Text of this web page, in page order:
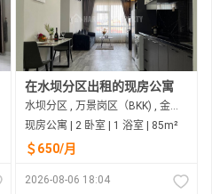
在水坝分区出租的现房公寓
水坝分区 , 万景岗区（BKK) , 金边市
现房公寓 | 2 卧室 | 1 浴室 | 85m²
＄650/月
2026-08-06 18:04